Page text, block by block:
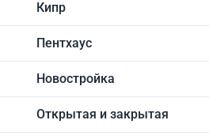
Кипр
Пентхаус
Новостройка
Открытая и закрытая